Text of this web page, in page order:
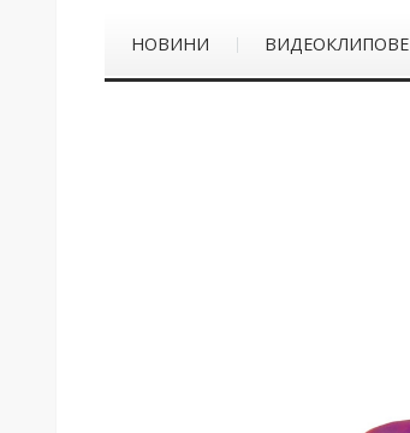
НОВИНИ ВИДЕОКЛИПОВЕ